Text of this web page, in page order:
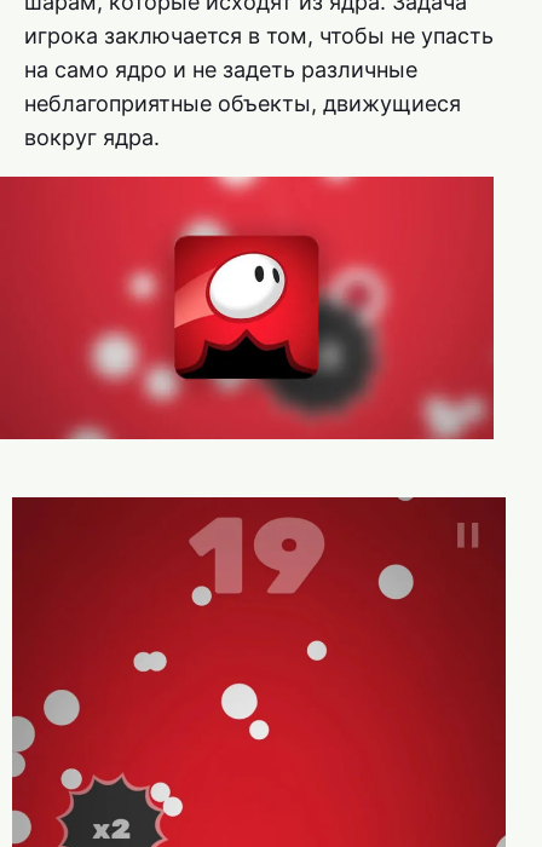
игрока заключается в том, чтобы не упасть
на само ядро и не задеть различные
неблагоприятные объекты, движущиеся
вокруг ядра.